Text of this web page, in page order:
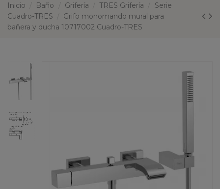
Inicio Baño Grifería TRES Grifería
Serie
Cuadro-TRES
Grifo monomando mural para
bañera y ducha 10717002 Cuadro-TRES